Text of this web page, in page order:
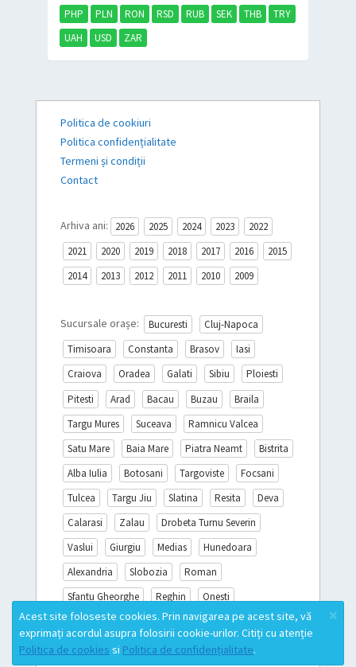
PHP
PLN RON RSD RUB SEK THB
TRY
UAH
USD ZAR
Politica de cookiuri
Politica confidențialitate
Termeni și condiții
Contact
Arhiva ani: 2026 2025 2024 2023
2022
2021
2020 2019 2018 2017 2016
2015
2014
2013 2012 2011 2010 2009
Sucursale orașe: Bucuresti
Cluj-Napoca
Timisoara
Constanta Brasov
Iasi
Craiova
Oradea Galati Sibiu
Ploiesti
Pitesti
Arad Bacau Buzau
Braila
Targu Mures
Suceava
Ramnicu Valcea
Satu Mare
Baia Mare Piatra Neamt
Bistrita
Alba Iulia
Botosani Targoviste
Focsani
Tulcea
Targu Jiu Slatina Resita
Deva
Calarasi
Zalau
Drobeta Turnu Severin
Vaslui
Giurgiu Medias
Hunedoara
Alexandria
Slobozia
Roman
Sfantu Gheorghe
Reghin
Onesti
Sighisoara
Miercurea Ciuc
Turda
Campina
Mioveni Lista completă
×
Acest site foloseste cookies. Prin navigarea pe acest site, vă
exprimați acordul asupra folosirii cookie-urilor. Citiți cu atenție
Politica de cookies si Politica de confidențialitate.